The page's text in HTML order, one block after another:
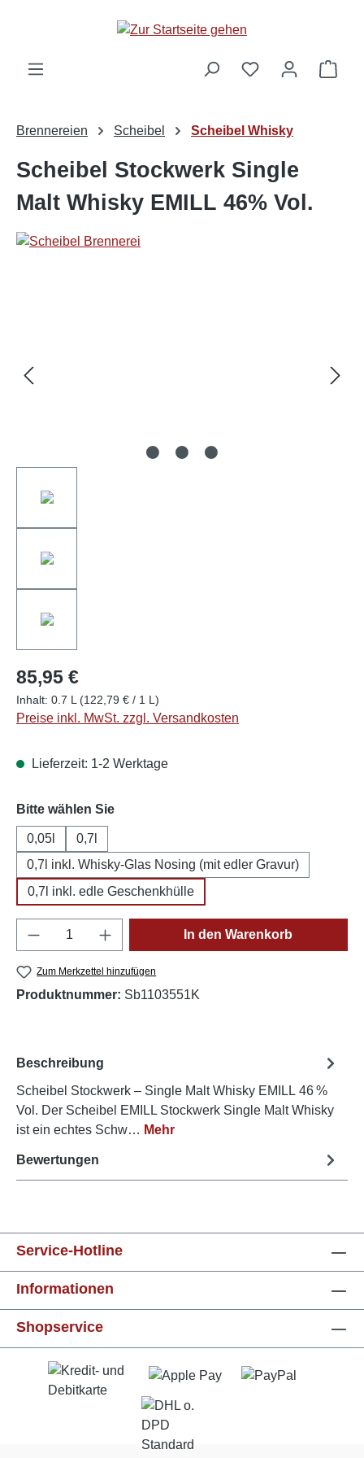
Brennereien Scheibel Scheibel Whisky
Scheibel Stockwerk Single
Malt Whisky EMILL 46% Vol.
85,95 €
Inhalt: 0.7 L (122,79 € / 1 L)
Preise inkl. MwSt. zzgl. Versandkosten
Lieferzeit: 1-2 Werktage
Bitte wählen Sieauswählen
0,05l
0,7l
0,7l inkl. Whisky-Glas Nosing (mit edler Gravur)
0,7l inkl. edle Geschenkhülle
Produkt Anzahl: Gib den gewünschten
In den Warenkorb
Zum Merkzettel hinzufügen
Produktnummer: Sb1103551K
Beschreibung
Scheibel Stockwerk – Single Malt Whisky EMILL 46 %
Vol. Der Scheibel EMILL Stockwerk Single Malt Whisky
ist ein echtes Schw… Mehr
Bewertungen
Service-Hotline
Informationen
Shopservice